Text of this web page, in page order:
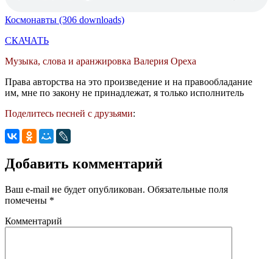
Космонавты (306 downloads)
СКАЧАТЬ
Музыка, слова и аранжировка Валерия Ореха
Права авторства на это произведение и на правообладание
им, мне по закону не принадлежат, я только исполнитель
Поделитесь песней с друзьями:
Добавить комментарий
Ваш e-mail не будет опубликован. Обязательные поля
помечены *
Комментарий